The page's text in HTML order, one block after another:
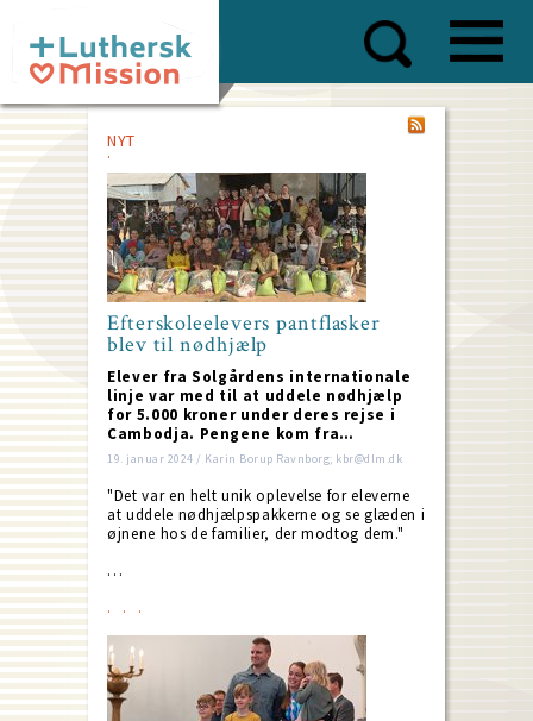
main
content
NYT
Efterskoleelevers pantflasker
blev til nødhjælp
Elever fra Solgårdens internationale
linje var med til at uddele nødhjælp
for 5.000 kroner under deres rejse i
Cambodja. Pengene kom fra…
19. januar 2024 / Karin Borup Ravnborg; kbr@dlm.dk
"Det var en helt unik oplevelse for eleverne
at uddele nødhjælpspakkerne og se glæden i
øjnene hos de familier, der modtog dem."
…